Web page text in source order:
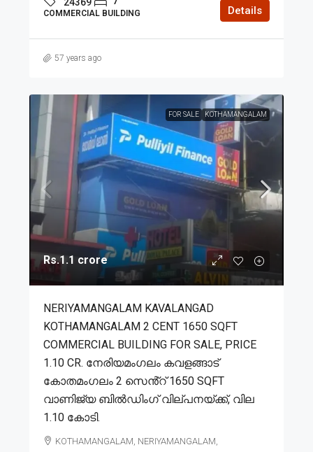
COMMERCIAL BUILDING Details
57 years ago
FOR SALE KOTHAMANGALAM
Rs.1.1 crore
NERIYAMANGALAM KAVALANGAD
KOTHAMANGALAM 2 CENT 1650 SQFT
COMMERCIAL BUILDING FOR SALE, PRICE
1.10 CR. നേരിയമംഗലം കവളങ്ങാട്
കോതമംഗലം 2 സെൻ്റ് 1650 SQFT
വാണിജ്യ ബിൽഡിംഗ് വില്പനയ്ക്ക്, വില
1.10 കോടി.
KOTHAMANGALAM, NERIYAMANGALAM,